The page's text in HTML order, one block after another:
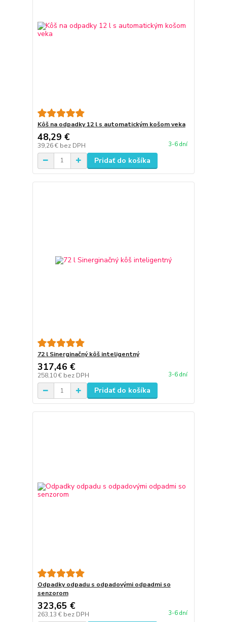
Kôš na odpadky 12 l s automatickým košom veka
48,29 €
39,26 € bez DPH 3-6 dní
Pridať do košíka
72 l Sinerginačný kôš inteligentný
317,46 €
258,10 € bez DPH 3-6 dní
Pridať do košíka
Odpadky odpadu s odpadovými odpadmi so
senzorom
323,65 €
263,13 € bez DPH 3-6 dní